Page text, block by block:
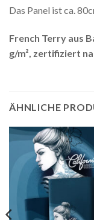
Das Panel ist ca.
French Terry aus
g/m², zertifiziert
ÄHNLICHE